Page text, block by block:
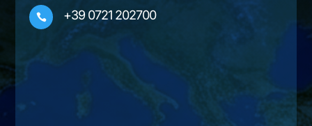
 +39 0721 202700